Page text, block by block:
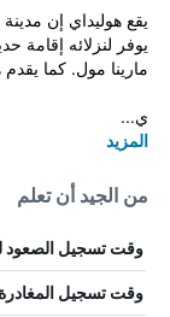
يقع هوليداي إن
يوفر لنزلائه إقامة
مارينا مول. كما
ي...
المزيد
من الجيد أن تعلم
وقت تسجيل الصعود
وقت تسجيل المغادرة